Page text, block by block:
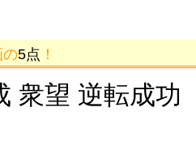
の5点 ！
衆望 逆転成功